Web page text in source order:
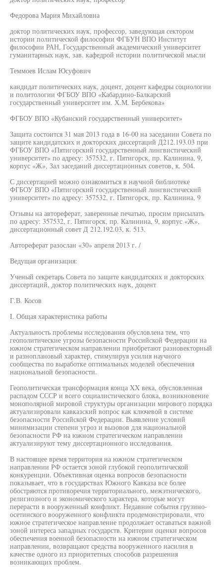
Федорова Мария Михайловна
доктор политических наук, профессор, заведующая сектором
истории политической философии ФГБУН ВПО Институт
философии РАН, Государственный академический университет
гуманитарных наук, зав. кафедрой истории политической мысли
Теммоев Ислам Юсуфович
кандидат политических наук, доцент, доцент кафедры социологии
и политологии ФГБОУ ВПО «Кабардино-Балкарский
государственный университет им. Х.М. Бербекова»
ФГБОУ ВПО «Кубанский государственный университет»
Защита состоится 31 мая 2013 года в 16-00 на заседании Совета по
защите кандидатских и докторских диссертаций Д212.193.03 при
ФГБОУ ВПО «Пятигорский государственный лингвистический
университет» по адресу: 357532, г. Пятигорск, пр. Калинина, 9,
корпус «Ж», Зал заседаний диссертационных советов, к. 504.
С диссертацией можно ознакомиться в научной библиотеке
ФГБОУ ВПО «Пятигорский государственный лингвистический
университет» по адресу: 357532, г. Пятигорск, пр. Калинина, 9
Отзывы на автореферат, заверенные печатью, просим присылать
по адресу: 357532, г. Пятигорск, пр. Калинина, 9, корпус «Ж»,
диссертационный совет Д 212.192.03, к. 513.
Автореферат разослан «30» апреля 2013 г. /
Ведущая организация:
Ученый секретарь Совета по защите кандидатских и докторских
диссертаций, доктор политических наук, доцент
Г.В. Косов
I. Общая характеристика работы
Актуальность проблемы исследования обусловлена тем, что
геополитические угрозы безопасности Российской Федерации на
южном стратегическом направлении приобретают разновекторный
и разноплановый характер, стимулируя усилия научного
сообщества по выработке оптимальных моделей обеспечения
национальной безопасности.
Геополитическая трансформация конца XX века, обусловленная
распадом СССР и всего социалистического блока, возникновение
монополярной мировой структуры организации мирового порядка
актуализировали кавказский вопрос как ключевой в системе
безопасности Российской Федерации. Выявление условий
минимизации степени угроз и вызовов для национальной
безопасности РФ на южном стратегическом направлении
актуализируют тему диссертационного исследования.
В настоящее время территория на южном стратегическом
направлении РФ остается зоной глубокой геополитической
конкуренции. Объективная оценка вопросов безопасности
показывает, что в государствах Южного Кавказа все более
обостряются противоречия территориального, межэтнического,
религиозного и экономического характера, которые могут
перерасти в вооруженный конфликт. Недавние события грузино-
осетинского вооруженного конфликта продемонстрировали, что
южное стратегическое направление продолжает оставаться важной
зоной интереса западных государств. Критерии оценки вопросов
обеспечения военной безопасности на южном стратегическом
направлении, возвращают средства вооруженного насилия в
качестве одного из приоритетных способов разрешения
возникающих проблем.